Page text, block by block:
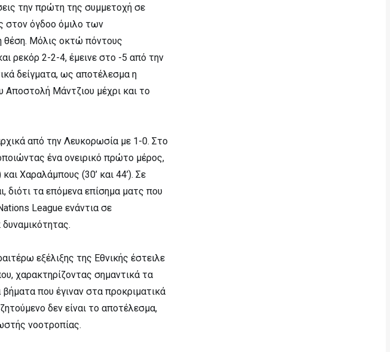
την πρώτη της συμμετοχή σε
στον όγδοο όμιλο των
θέση. Μόλις οκτώ πόντους
ρεκόρ 2-2-4, έμεινε στο -5 από την
δείγματα, ως αποτέλεσμα η
Αποστολή Μάντζιου μέχρι και το
από την Λευκορωσία με 1-0. Στο
ένα ονειρικό πρώτο μέρος,
Χαραλάμπους (30’ και 44’). Σε
διότι τα επόμενα επίσημα ματς που
League ενάντια σε
εξέλιξης της Εθνικής έστειλε
χαρακτηρίζοντας σημαντικά τα
που έγιναν στα προκριματικά
δεν είναι το αποτέλεσμα,
νοοτροπίας.